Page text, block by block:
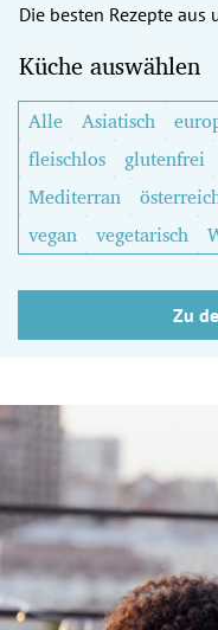
Die besten Rezepte aus
Küche auswählen
Alle Asiatisch
fleischlos
glutenfrei
Mediterran
vegan
vegetarisch
Zu